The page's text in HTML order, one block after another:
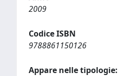
2009
Codice ISBN
9788861150126
Appare nelle tipologie: